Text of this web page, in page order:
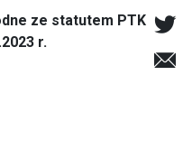
ze statutem PTK
r.